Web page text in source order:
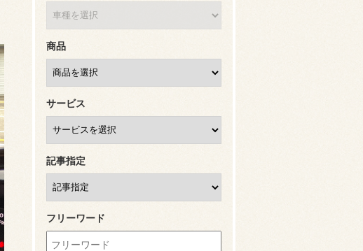
商品
サービス
記事指定
フリーワード